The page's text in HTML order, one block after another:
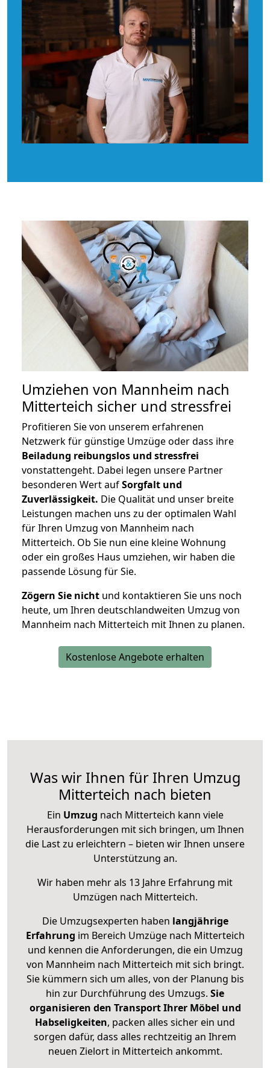
Umziehen von Mannheim nach
Mitterteich sicher und stressfrei
Profitieren Sie von unserem erfahrenen
Netzwerk für günstige Umzüge oder dass ihre
Beiladung reibungslos und stressfrei
vonstattengeht. Dabei legen unsere Partner
besonderen Wert aufSorgfalt und
Zuverlässigkeit. Die Qualität und unser breite
Leistungen machen uns zu der optimalen Wahl
für Ihren Umzug von Mannheim nach
Mitterteich. Ob Sie nun eine kleine Wohnung
oder ein großes Haus umziehen, wir haben die
passende Lösung für Sie.
Zögern Sie nicht und kontaktieren Sie uns noch
heute, um Ihren deutschlandweiten Umzug von
Mannheim nach Mitterteich mit Ihnen zu planen.
Kostenlose Angebote erhalten
Was wir Ihnen für Ihren Umzug
Mitterteich nach bieten
Ein Umzug nach Mitterteich kann viele
Herausforderungen mit sich bringen, um Ihnen
die Last zu erleichtern – bieten wir Ihnen unsere
Unterstützung an.
Wir haben mehr als 13 Jahre Erfahrung mit
Umzügen nach Mitterteich.
Die Umzugsexperten haben langjährige
Erfahrung im Bereich Umzüge nach Mitterteich
und kennen die Anforderungen, die ein Umzug
von Mannheim nach Mitterteich mit sich bringt.
Sie kümmern sich um alles, von der Planung bis
hin zur Durchführung des Umzugs. Sie
organisieren den Transport Ihrer Möbel und
Habseligkeiten, packen alles sicher ein und
sorgen dafür, dass alles rechtzeitig an Ihrem
neuen Zielort in Mitterteich ankommt.